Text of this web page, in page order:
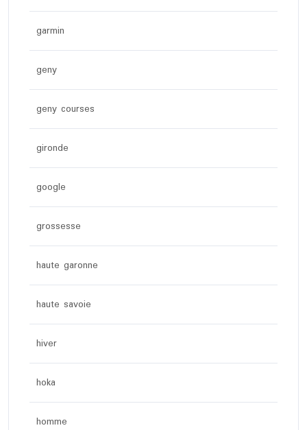
garmin
geny
geny courses
gironde
google
grossesse
haute garonne
haute savoie
hiver
hoka
homme